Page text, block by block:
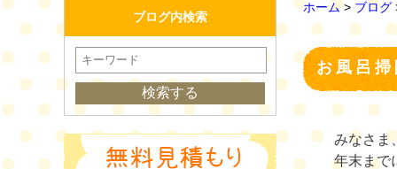
ホーム> ブログ
お風呂
みなさま
年末まで
ブログ内検索